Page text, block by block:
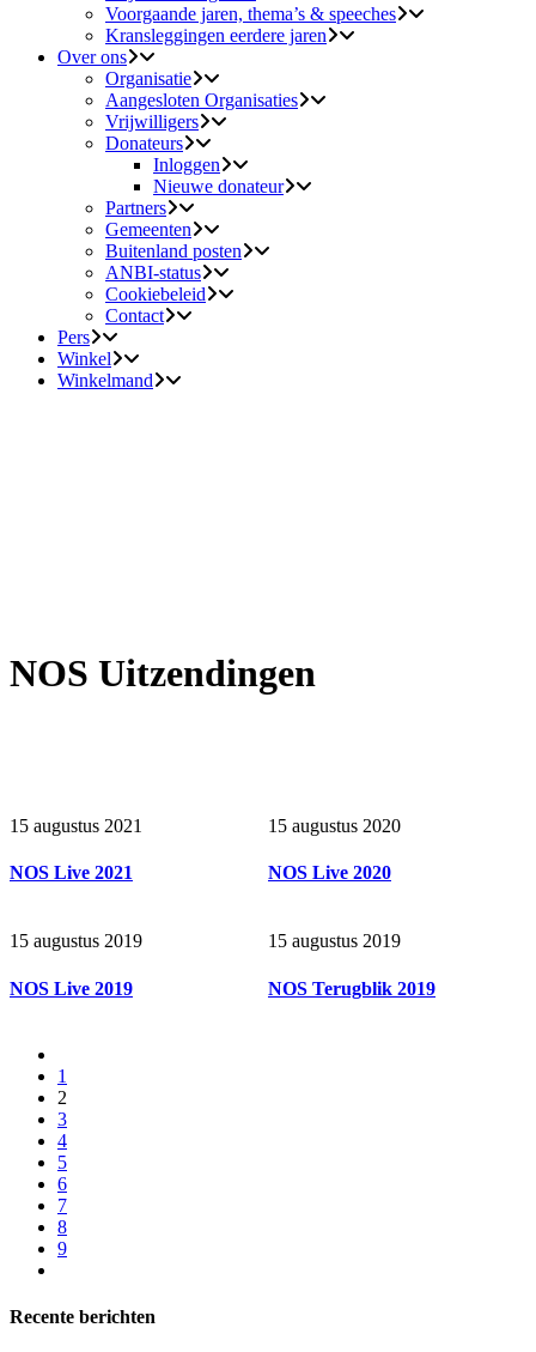
Voorgaande jaren, thema’s & speeches
Kransleggingen eerdere jaren
Over ons
Organisatie
Aangesloten Organisaties
Vrijwilligers
Donateurs
Inloggen
Nieuwe donateur
Partners
Gemeenten
Buitenland posten
ANBI-status
Cookiebeleid
Contact
Pers
Winkel
Winkelmand
NOS Uitzendingen
15 augustus 2021
NOS Live 2021
15 augustus 2020
NOS Live 2020
15 augustus 2019
NOS Live 2019
15 augustus 2019
NOS Terugblik 2019
1
2
3
4
5
6
7
8
9
Recente berichten